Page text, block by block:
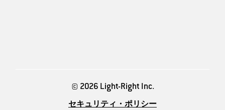
© 2026 Light-Right Inc.
セキュリティ・ポリシー